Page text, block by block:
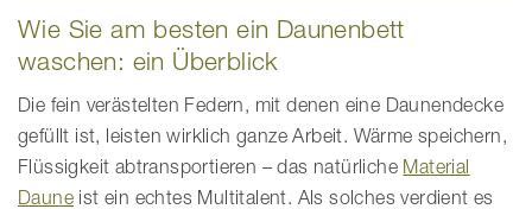
Wie Sie am besten ein Daunenbett
waschen: ein Überblick
Die fein verästelten Federn, mit denen eine Daunendecke
gefüllt ist, leisten wirklich ganze Arbeit. Wärme speichern,
Flüssigkeit abtransportieren – das natürliche Material
Daune ist ein echtes Multitalent. Als solches verdient es